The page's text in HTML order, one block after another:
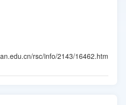
rsc/info/2143/16462.htm